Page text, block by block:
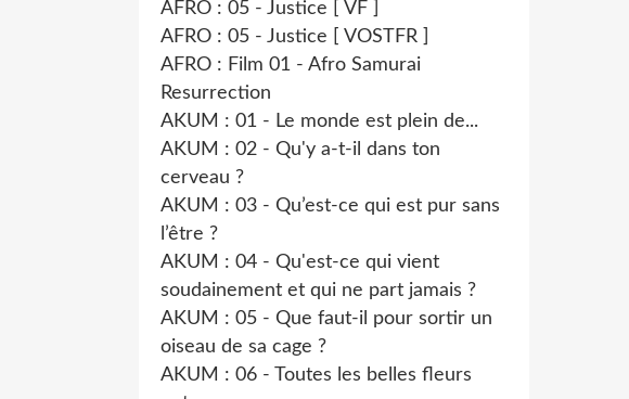
AFRO : 05 - Justice [ VF ]
AFRO : 05 - Justice [ VOSTFR ]
AFRO : Film 01 - Afro Samurai
Resurrection
AKUM : 01 - Le monde est plein de...
AKUM : 02 - Qu'y a-t-il dans ton
cerveau ?
AKUM : 03 - Qu’est-ce qui est pur sans
l’être ?
AKUM : 04 - Qu'est-ce qui vient
soudainement et qui ne part jamais ?
AKUM : 05 - Que faut-il pour sortir un
oiseau de sa cage ?
AKUM : 06 - Toutes les belles fleurs